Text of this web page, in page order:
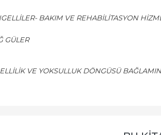
BAKIM VE REHABİLİTASYON
GÜLER
VE YOKSULLUK DÖNGÜSÜ